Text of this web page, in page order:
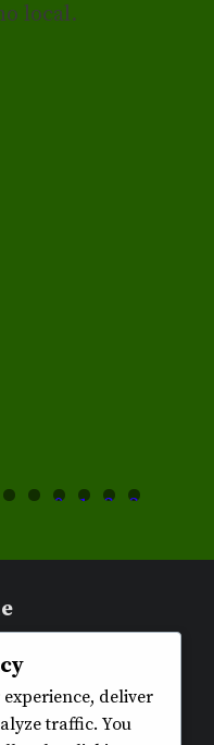
local.
0 1 2 3
deliver
traffic. You